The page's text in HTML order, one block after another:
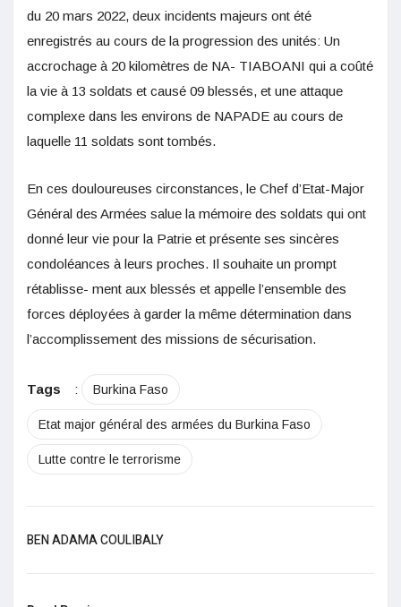
du 20 mars 2022, deux incidents majeurs ont été
enregistrés au cours de la progression des unités: Un
accrochage à 20 kilomètres de NA- TIABOANI qui a coûté
la vie à 13 soldats et causé 09 blessés, et une attaque
complexe dans les environs de NAPADE au cours de
laquelle 11 soldats sont tombés.
En ces douloureuses circonstances, le Chef d’Etat-Major
Général des Armées salue la mémoire des soldats qui ont
donné leur vie pour la Patrie et présente ses sincères
condoléances à leurs proches. Il souhaite un prompt
rétablisse- ment aux blessés et appelle l’ensemble des
forces déployées à garder la même détermination dans
l’accomplissement des missions de sécurisation.
Tags : Burkina Faso
Etat major général des armées du Burkina Faso
Lutte contre le terrorisme
BEN ADAMA COULIBALY